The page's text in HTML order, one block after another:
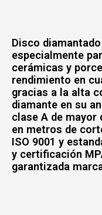
Disco
especialmente
cerámicas y
rendimiento en
gracias a la alta
diamante en su
clase A de mayor
en metros de
ISO 9001 y
y certificación
garantizada